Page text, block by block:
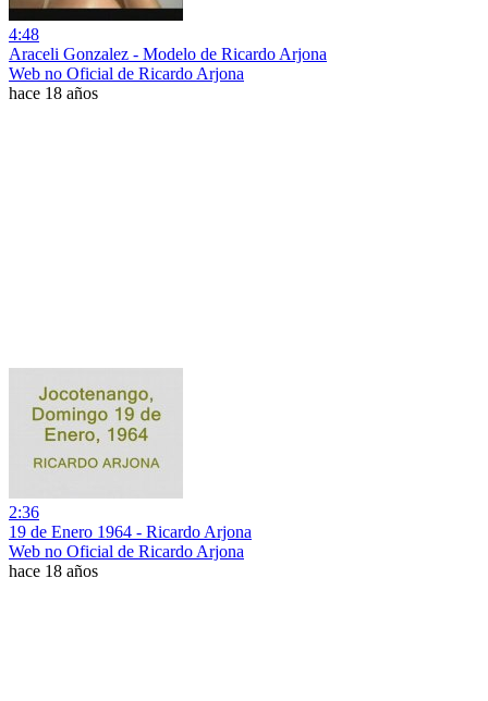
4:48
Araceli Gonzalez - Modelo de Ricardo Arjona
Web no Oficial de Ricardo Arjona
hace 18 años
2:36
19 de Enero 1964 - Ricardo Arjona
Web no Oficial de Ricardo Arjona
hace 18 años